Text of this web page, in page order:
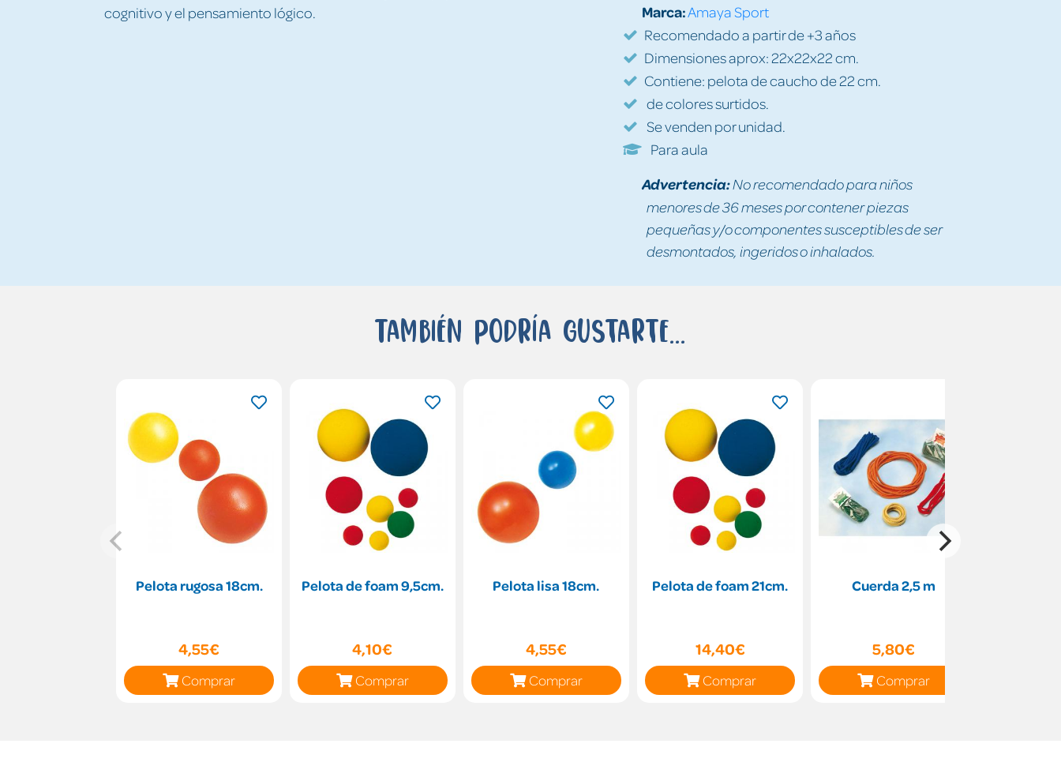
cognitivo y el pensamiento lógico.
Marca:Amaya Sport
Recomendado a partir de +3 años
Dimensiones aprox: 22x22x22 cm.
Contiene: pelota de caucho de 22 cm.
de colores surtidos.
Se venden por unidad.
Para aula
Advertencia:No recomendado para niños
menores de 36 meses por contener piezas
pequeñas y/o componentes susceptibles de ser
desmontados, ingeridos o inhalados.
También podría gustarte...
Pelota rugosa 18cm.
4,55€
Comprar
Pelota de foam 9,5cm.
4,10€
Comprar
Pelota lisa 18cm.
4,55€
Comprar
Pelota de foam 21cm.
14,40€
Comprar
Cuerda 2,5 m
5,80€
Comprar